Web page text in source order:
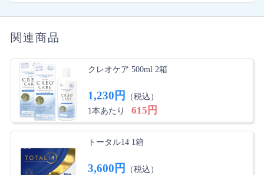
関連商品
クレオケア 500ml 2箱
1,230円
（税込）
1本あたり
615円
トータル14 1箱
3,600円
（税込）